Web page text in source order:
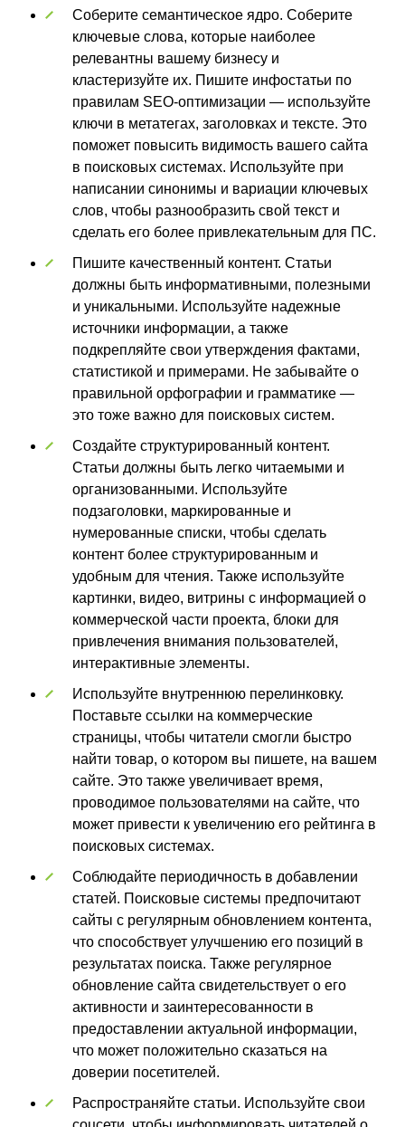
Соберите семантическое ядро. Соберите
ключевые слова, которые наиболее
релевантны вашему бизнесу и
кластеризуйте их. Пишите инфостатьи по
правилам SEO-оптимизации — используйте
ключи в метатегах, заголовках и тексте. Это
поможет повысить видимость вашего сайта
в поисковых системах. Используйте при
написании синонимы и вариации ключевых
слов, чтобы разнообразить свой текст и
сделать его более привлекательным для ПС.
Пишите качественный контент. Статьи
должны быть информативными, полезными
и уникальными. Используйте надежные
источники информации, а также
подкрепляйте свои утверждения фактами,
статистикой и примерами. Не забывайте о
правильной орфографии и грамматике —
это тоже важно для поисковых систем.
Создайте структурированный контент.
Статьи должны быть легко читаемыми и
организованными. Используйте
подзаголовки, маркированные и
нумерованные списки, чтобы сделать
контент более структурированным и
удобным для чтения. Также используйте
картинки, видео, витрины с информацией о
коммерческой части проекта, блоки для
привлечения внимания пользователей,
интерактивные элементы.
Используйте внутреннюю перелинковку.
Поставьте ссылки на коммерческие
страницы, чтобы читатели смогли быстро
найти товар, о котором вы пишете, на вашем
сайте. Это также увеличивает время,
проводимое пользователями на сайте, что
может привести к увеличению его рейтинга в
поисковых системах.
Соблюдайте периодичность в добавлении
статей. Поисковые системы предпочитают
сайты с регулярным обновлением контента,
что способствует улучшению его позиций в
результатах поиска. Также регулярное
обновление сайта свидетельствует о его
активности и заинтересованности в
предоставлении актуальной информации,
что может положительно сказаться на
доверии посетителей.
Распространяйте статьи. Используйте свои